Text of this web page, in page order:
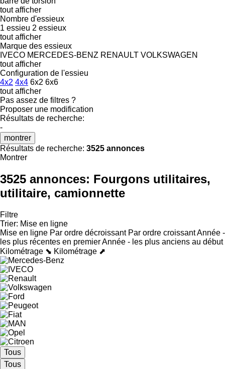
tout afficher
Nombre d'essieux
1 essieu 2 essieux
tout afficher
Marque des essieux
IVECO MERCEDES-BENZ RENAULT VOLKSWAGEN
tout afficher
Configuration de l'essieu
4x2 4x4 6x2 6x6
tout afficher
Pas assez de filtres ?
Proposer une modification
Résultats de recherche:
-
montrer
Résultats de recherche: 3525 annonces
Montrer
3525 annonces: Fourgons utilitaires,
utilitaire, camionnette
Filtre
Trier: Mise en ligne
Mise en ligne Par ordre décroissant Par ordre croissantAnnée -
les plus récentes en premierAnnée - les plus anciens au début
Kilométrage ⬊ Kilométrage ⬈
Tous
Tous